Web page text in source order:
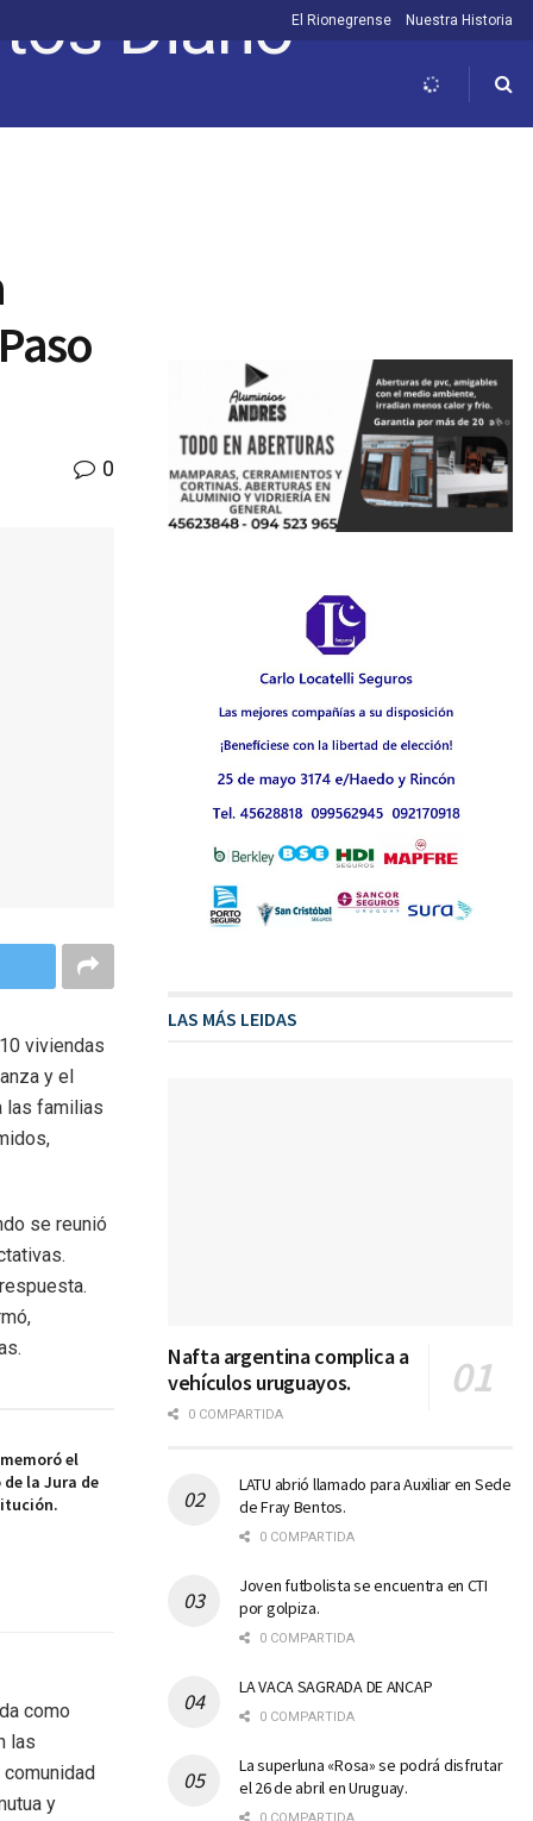
El Rionegrense Nuestra Historia
0
viviendas
y el
las familias
se reunió
el
la Jura de
como
las
y
LAS MÁS LEIDAS
Nafta argentina complica a
vehículos uruguayos.
0 COMPARTIDA
LATU abrió llamado para Auxiliar en Sede
de Fray Bentos.
0 COMPARTIDA
Joven futbolista se encuentra en CTI
por golpiza.
0 COMPARTIDA
LA VACA SAGRADA DE ANCAP
0 COMPARTIDA
La superluna «Rosa» se podrá disfrutar
el 26 de abril en Uruguay.
0 COMPARTIDA